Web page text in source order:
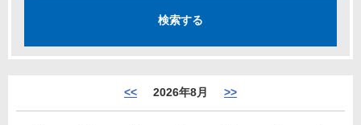
<< 2026年8月 >>